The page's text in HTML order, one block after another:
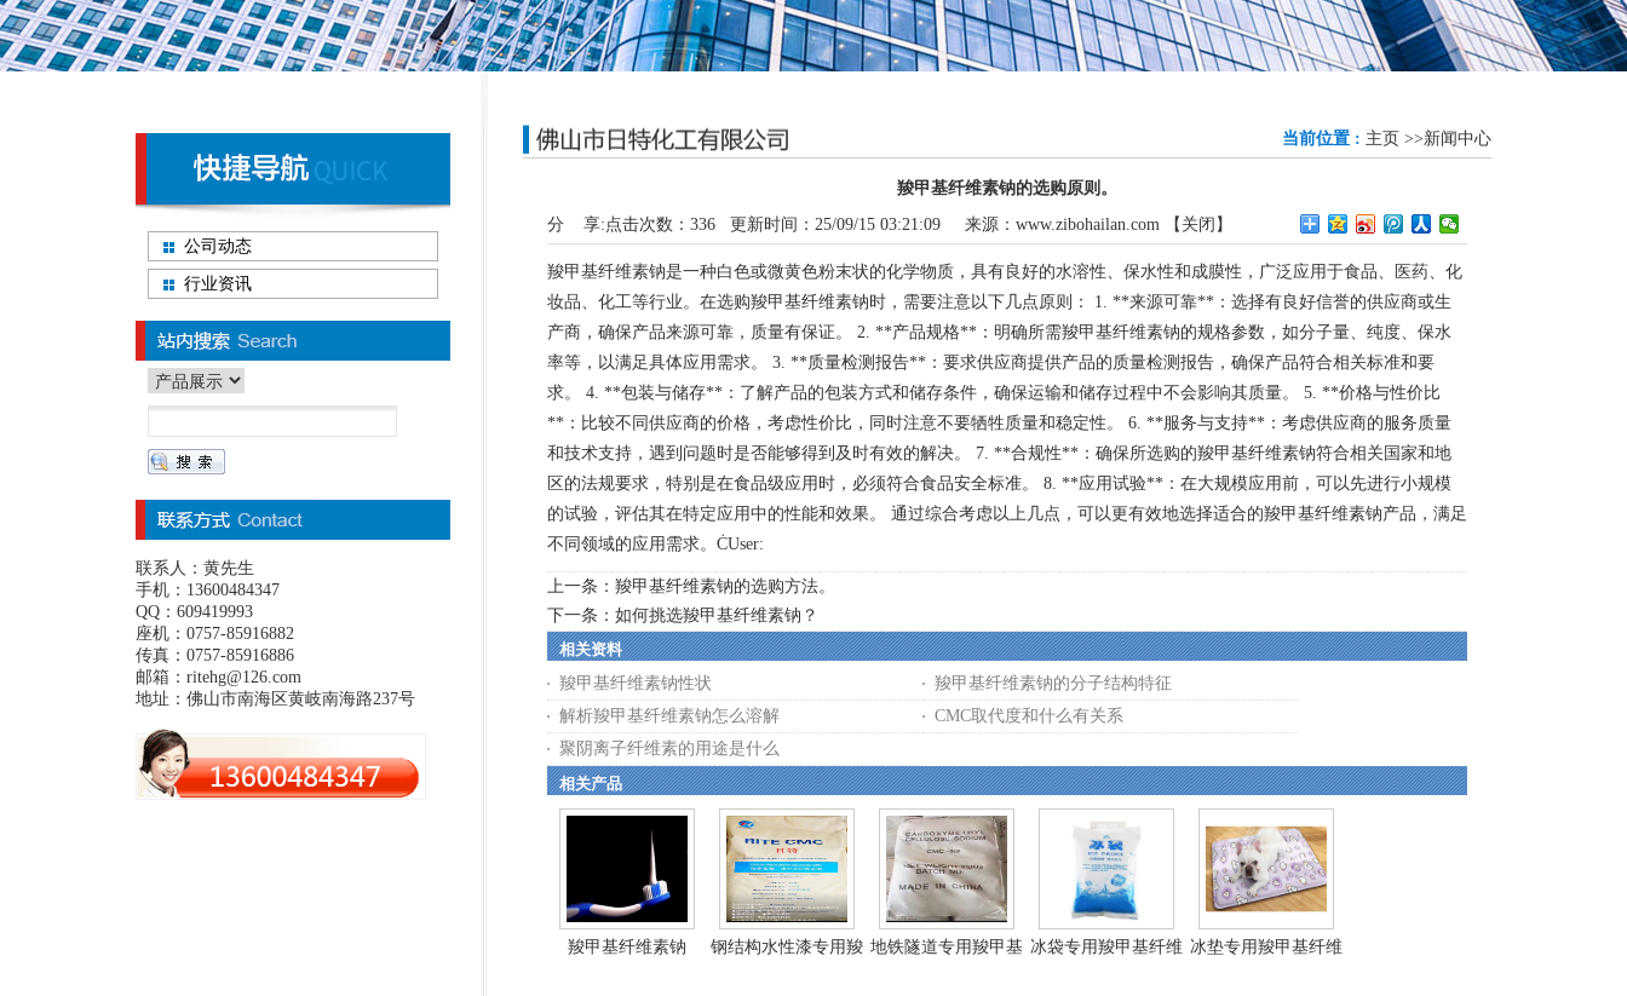
当前位置 : 主页 >>新闻中心
羧甲基纤维素钠的选购原则。
点击次数： 336 更新时间：25/09/15 03:21:09 来源： www.zibohailan.com 【 关闭 】
分 享:
羧甲基纤维素钠是一种白色或微黄色粉末状的化学物质，具有良好的水溶性、保水性和成膜性，广泛应用于食品、医药、化
妆品、化工等行业。在选购羧甲基纤维素钠时，需要注意以下几点原则： 1. **来源可靠**：选择有良好信誉的供应商或生
产商，确保产品来源可靠，质量有保证。 2. **产品规格**：明确所需羧甲基纤维素钠的规格参数，如分子量、纯度、保水
率等，以满足具体应用需求。 3. **质量检测报告**：要求供应商提供产品的质量检测报告，确保产品符合相关标准和要
求。 4. **包装与储存**：了解产品的包装方式和储存条件，确保运输和储存过程中不会影响其质量。 5. **价格与性价比
**：比较不同供应商的价格，考虑性价比，同时注意不要牺牲质量和稳定性。 6. **服务与支持**：考虑供应商的服务质量
和技术支持，遇到问题时是否能够得到及时有效的解决。 7. **合规性**：确保所选购的羧甲基纤维素钠符合相关国家和地
区的法规要求，特别是在食品级应用时，必须符合食品安全标准。 8. **应用试验**：在大规模应用前，可以先进行小规模
的试验，评估其在特定应用中的性能和效果。 通过综合考虑以上几点，可以更有效地选择适合的羧甲基纤维素钠产品，满足
不同领域的应用需求。ĊUser:
上一条： 羧甲基纤维素钠的选购方法。
下一条： 如何挑选羧甲基纤维素钠？
相关资料
羧甲基纤维素钠性状
羧甲基纤维素钠的分子结构特征
解析羧甲基纤维素钠怎么溶解
CMC取代度和什么有关系
聚阴离子纤维素的用途是什么
相关产品
羧甲基纤维素钠
钢结构水性漆专用羧 地铁隧道专用羧甲基 冰袋专用羧甲基纤维 冰垫专用羧甲基纤维
公司动态
行业资讯
联系人：黄先生
手机：13600484347
QQ：609419993
座机：0757-85916882
传真：0757-85916886
邮箱：ritehg@126.com
地址：佛山市南海区黄岐南海路237号